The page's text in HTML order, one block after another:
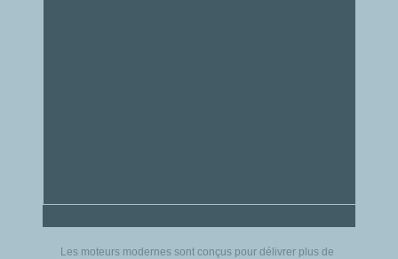
Les moteurs modernes sont conçus pour délivrer plus de